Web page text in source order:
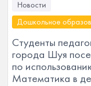
Новости
Дошкольное
Студенты
города Шуя
по
Математика в